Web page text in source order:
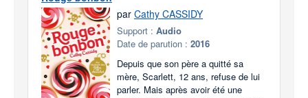
par Cathy CASSIDY
Support : Audio
Date de parution : 2016
Depuis que son père a quitté sa
mère, Scarlett, 12 ans, refuse de lui
parler. Mais après avoir été une